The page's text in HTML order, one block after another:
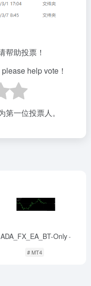
帮助投票！
help vote！
一位投票人。
ADA_FX_EA_BT-Only-
# MT4